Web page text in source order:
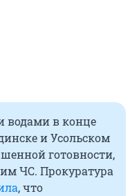
водами в конце
и Усольском
готовности,
ЧС. Прокуратура
, что